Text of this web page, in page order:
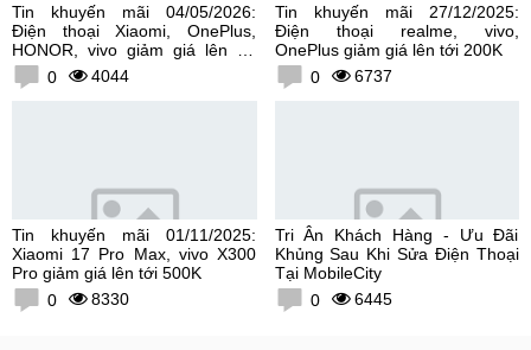
Tin khuyến mãi 04/05/2026:
Điện thoại Xiaomi, OnePlus,
HONOR, vivo giảm giá lên tới
300K0 4044
Tin khuyến mãi 27/12/2025:
Điện thoại realme, vivo,
OnePlus giảm giá lên tới 200K
0
6737
Tin khuyến mãi 01/11/2025:
Xiaomi 17 Pro Max, vivo X300
Pro giảm giá lên tới 500K
0
8330
Tri Ân Khách Hàng - Ưu Đãi
Khủng Sau Khi Sửa Điện Thoại
Tại MobileCity
0
6445